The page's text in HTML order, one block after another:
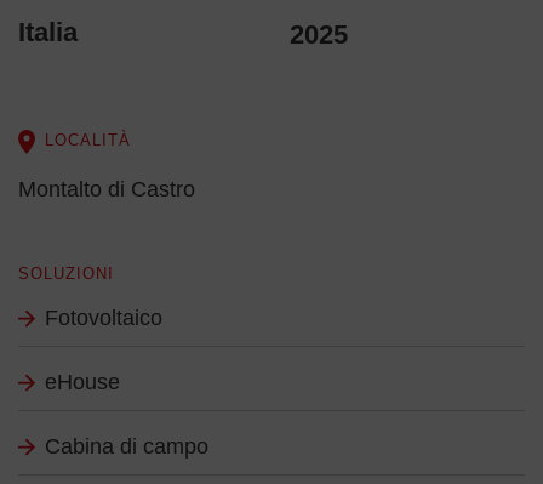
Italia 2025
LOCALITÀ
Montalto di Castro
SOLUZIONI
Fotovoltaico
eHouse
Cabina di campo